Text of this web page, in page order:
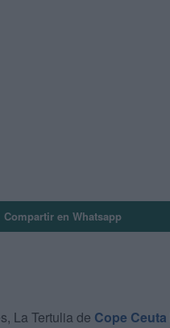
Compartir en Whatsapp
La Tertulia de Cope Ceuta